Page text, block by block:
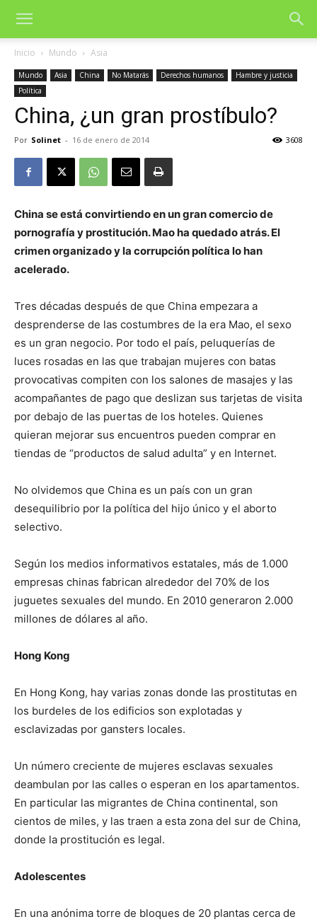
Inicio Mundo Asia
Mundo Asia China No Matarás Derechos humanos
Hambre y justicia
Política
China, ¿un gran prostíbulo?
Por Solinet - 16 de enero de 2014 3608
China se está convirtiendo en un gran comercio de
pornografía y prostitución. Mao ha quedado atrás. El
crimen organizado y la corrupción política lo han
acelerado.
Tres décadas después de que China empezara a
desprenderse de las costumbres de la era Mao, el sexo
es un gran negocio. Por todo el país, peluquerías de
luces rosadas en las que trabajan mujeres con batas
provocativas compiten con los salones de masajes y las
acompañantes de pago que deslizan sus tarjetas de visita
por debajo de las puertas de los hoteles. Quienes
quieran mejorar sus encuentros pueden comprar en
tiendas de “productos de salud adulta” y en Internet.
No olvidemos que China es un país con un gran
desequilibrio por la política del hijo único y el aborto
selectivo.
Según los medios informativos estatales, más de 1.000
empresas chinas fabrican alrededor del 70% de los
juguetes sexuales del mundo. En 2010 generaron 2.000
millones de dólares al año.
Hong Kong
En Hong Kong, hay varias zonas donde las prostitutas en
los burdeles de los edificios son explotadas y
esclavizadas por gansters locales.
Un número creciente de mujeres esclavas sexuales
deambulan por las calles o esperan en los apartamentos.
En particular las migrantes de China continental, son
cientos de miles, y las traen a esta zona del sur de China,
donde la prostitución es legal.
Adolescentes
En una anónima torre de bloques de 20 plantas cerca de